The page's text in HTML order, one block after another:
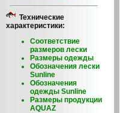
Технические
характеристики:
Соответствие
размеров лески
Размеры одежды
Обозначения лески
Sunline
Обозначения
одежды Sunline
Размеры продукции
AQUAZ